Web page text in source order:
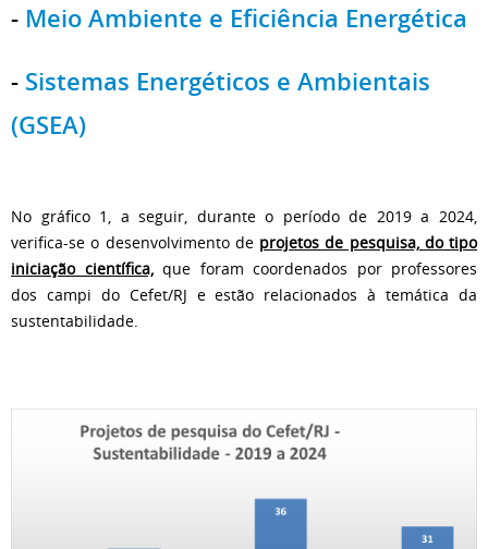
- Meio Ambiente e Eficiência Energética
- Sistemas Energéticos e Ambientais
(GSEA)
No gráfico 1, a seguir, durante o período de 2019 a 2024,
verifica-se o desenvolvimento de projetos de pesquisa, do tipo
iniciação científica,que foram coordenados por professores
dos campi do Cefet/RJ e estão relacionados à temática da
sustentabilidade.